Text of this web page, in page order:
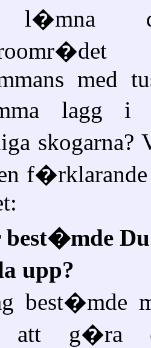
l�mna
med
lagg i
f�rklarande
upp?
best�mde
att g�ra